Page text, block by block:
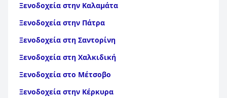
Ξενοδοχεία στην Καλαμάτα
Ξενοδοχεία στην Πάτρα
Ξενοδοχεία στη Σαντορίνη
Ξενοδοχεία στη Χαλκιδική
Ξενοδοχεία στο Μέτσοβο
Ξενοδοχεία στην Κέρκυρα